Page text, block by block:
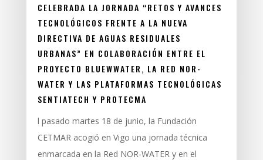
CELEBRADA LA JORNADA “RETOS Y AVANCES
TECNOLÓGICOS FRENTE A LA NUEVA
DIRECTIVA DE AGUAS RESIDUALES
URBANAS” EN COLABORACIÓN ENTRE EL
PROYECTO BLUEWWATER, LA RED NOR-
WATER Y LAS PLATAFORMAS TECNOLÓGICAS
SENTIATECH Y PROTECMA
l pasado martes 18 de junio, la Fundación
CETMAR acogió en Vigo una jornada técnica
enmarcada en la Red NOR-WATER y en el